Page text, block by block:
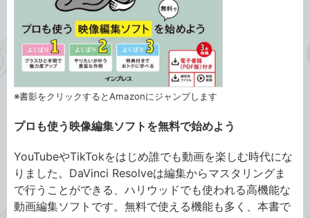
※書影をクリックするとAmazonにジャンプします
プロも使う映像編集ソフトを無料で始めよう
YouTubeやTikTokをはじめ誰でも動画を楽しむ時代にな
りました。DaVinci Resolveは編集からマスタリングま
で行うことができる、ハリウッドでも使われる高機能な
動画編集ソフトです。無料で使える機能も多く、本書で